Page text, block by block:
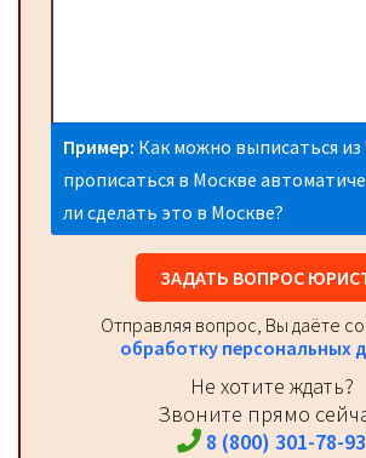
Пример: Как можно выписаться из
прописаться в Москве
ли сделать это в Москве?
ЗАДАТЬ ВОПРОС
Отправляя вопрос, Вы даёте
обработку персональных
Не хотите ждать?
Звоните прямо
8 (800) 301-78-93